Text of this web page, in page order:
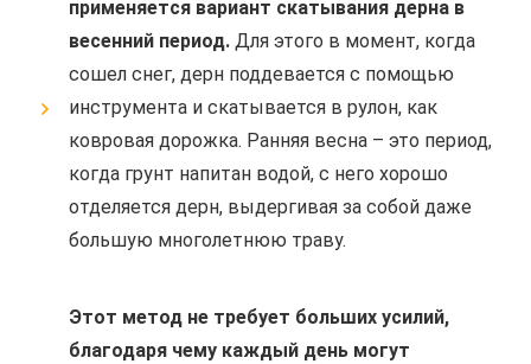
применяется вариант скатывания дерна в
весенний период. Для этого в момент, когда
сошел снег, дерн поддевается с помощью
инструмента и скатывается в рулон, как
ковровая дорожка. Ранняя весна – это период,
когда грунт напитан водой, с него хорошо
отделяется дерн, выдергивая за собой даже
большую многолетнюю траву.
Этот метод не требует больших усилий,
благодаря чему каждый день могут